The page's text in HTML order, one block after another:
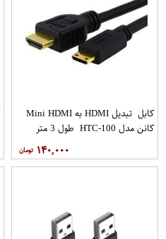
کابل تبدیل HDMI به Mini HDMI
کانن مدل HTC-100 طول 3 متر
۱۴۰,۰۰۰